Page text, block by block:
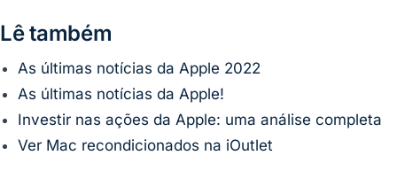
Lê também
As últimas notícias da Apple 2022
As últimas notícias da Apple!
Investir nas ações da Apple: uma análise completa
Ver Mac recondicionados na iOutlet